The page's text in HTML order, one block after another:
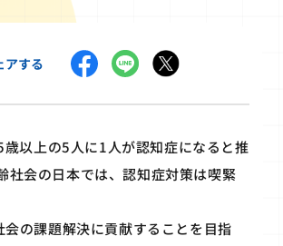
アする
以上の5人に1人が認知症になると推
社会の日本では、認知症対策は喫緊
会の課題解決に貢献することを目指